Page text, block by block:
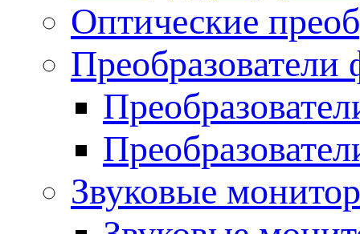
Оптические
Преобразователи
Звуковые